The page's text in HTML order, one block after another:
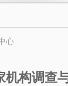
心
机构调查